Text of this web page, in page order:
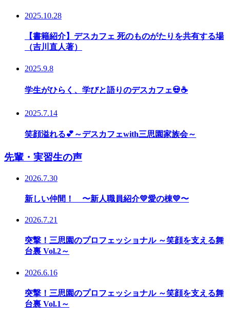
2025.10.28
【書籍紹介】デスカフェ 死のものがたりを共有する場
（吉川直人著）
2025.9.8
学生がひらく、学びと語りのデスカフェ💀☕
2025.7.14
笑顔溢れる💕～デスカフェwith三思園家族会～
先輩・実習生の声
2026.7.30
新しい仲間！ 〜新人職員紹介💛愛の棟💛〜
2026.7.21
突撃！三思園のプロフェッショナル ～笑顔を支える舞
台裏 Vol.2～
2026.6.16
突撃！三思園のプロフェッショナル ～笑顔を支える舞
台裏 Vol.1～